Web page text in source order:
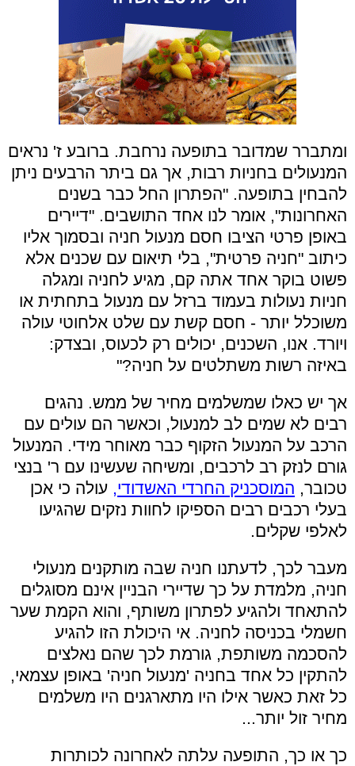
ומתברר שמדובר בתופעה נרחבת. ברובע ז' נראים
המנעולים בחניות רבות, אך גם ביתר הרבעים ניתן
להבחין בתופעה. "הפתרון החל כבר בשנים
האחרונות", אומר לנו אחד התושבים. "דיירים
באופן פרטי הציבו חסם מנעול חניה ובסמוך אליו
כיתוב "חניה פרטית", בלי תיאום עם שכנים אלא
פשוט בוקר אחד אתה קם, מגיע לחניה ומגלה
חניות נעולות בעמוד ברזל עם מנעול בתחתית או
משוכלל יותר - חסם קשת עם שלט אלחוטי עולה
ויורד. אנו, השכנים, יכולים רק לכעוס, ובצדק:
באיזה רשות משתלטים על חניה?"
אך יש כאלו שמשלמים מחיר של ממש. נהגים
רבים לא שמים לב למנעול, וכאשר הם עולים עם
הרכב על המנעול הזקוף כבר מאוחר מידי. המנעול
גורם לנזק רב לרכבים, ומשיחה שעשינו עם ר' בנצי
טכובר, המוסכניק החרדי האשדודי, עולה כי אכן
בעלי רכבים רבים הספיקו לחוות נזקים שהגיעו
לאלפי שקלים.
מעבר לכך, לדעתנו חניה שבה מותקנים מנעולי
חניה, מלמדת על כך שדיירי הבניין אינם מסוגלים
להתאחד ולהגיע לפתרון משותף, והוא הקמת שער
חשמלי בכניסה לחניה. אי היכולת הזו להגיע
להסכמה משותפת, גורמת לכך שהם נאלצים
להתקין כל אחד בחניה 'מנעול חניה' באופן עצמאי,
כל זאת כאשר אילו היו מתארגנים היו משלמים
מחיר זול יותר...
כך או כך, התופעה עלתה לאחרונה לכותרות